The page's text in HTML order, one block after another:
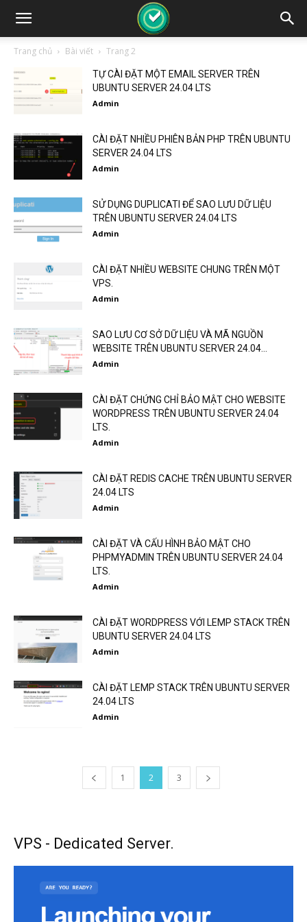
Trang chủ Bài viết Trang 2
TỰ CÀI ĐẶT MỘT EMAIL SERVER TRÊN
UBUNTU SERVER 24.04 LTS
Admin
CÀI ĐẶT NHIỀU PHIÊN BẢN PHP TRÊN UBUNTU
SERVER 24.04 LTS
Admin
SỬ DỤNG DUPLICATI ĐỂ SAO LƯU DỮ LIỆU
TRÊN UBUNTU SERVER 24.04 LTS
Admin
CÀI ĐẶT NHIỀU WEBSITE CHUNG TRÊN MỘT
VPS.
Admin
SAO LƯU CƠ SỞ DỮ LIỆU VÀ MÃ NGUỒN
WEBSITE TRÊN UBUNTU SERVER 24.04...
Admin
CÀI ĐẶT CHỨNG CHỈ BẢO MẬT CHO WEBSITE
WORDPRESS TRÊN UBUNTU SERVER 24.04
LTS.
Admin
CÀI ĐẶT REDIS CACHE TRÊN UBUNTU SERVER
24.04 LTS
Admin
CÀI ĐẶT VÀ CẤU HÌNH BẢO MẬT CHO
PHPMYADMIN TRÊN UBUNTU SERVER 24.04
LTS.
Admin
CÀI ĐẶT WORDPRESS VỚI LEMP STACK TRÊN
UBUNTU SERVER 24.04 LTS
Admin
CÀI ĐẶT LEMP STACK TRÊN UBUNTU SERVER
24.04 LTS
Admin
1 2 3
VPS - Dedicated Server.